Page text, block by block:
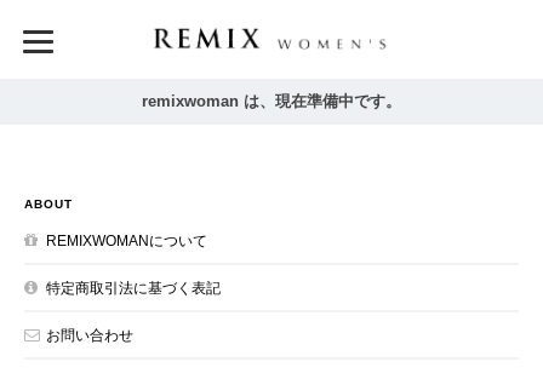
remixwoman は、現在準備中です。
ABOUT
REMIXWOMANについて
特定商取引法に基づく表記
お問い合わせ